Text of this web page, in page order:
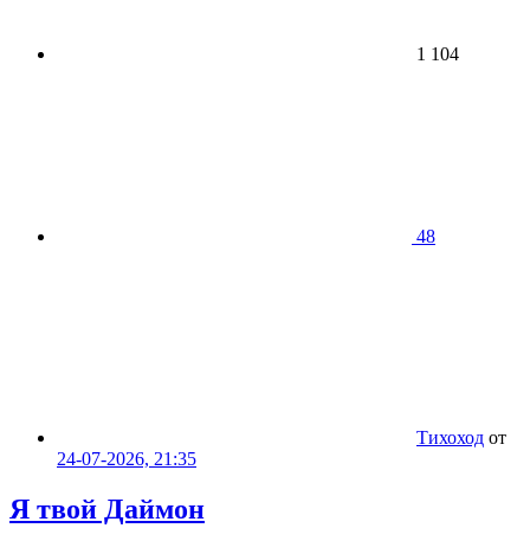
1 104
48
Тихоход от
24-07-2026, 21:35
Я твой Даймон